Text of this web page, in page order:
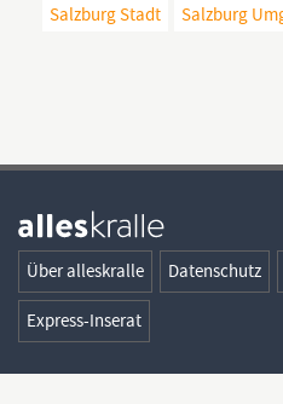
Salzburg Stadt
Salzburg
Über alleskralle Datenschutz
Express-Inserat